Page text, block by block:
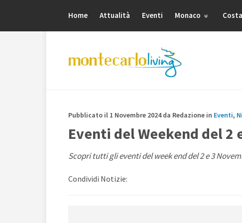
Home Attualità Eventi Monaco
Pubblicato il 1 Novembre 2024 da Redazione in Eventi,
Eventi del Weekend del 2
Scopri tutti gli eventi del week end del 2 e 3
Condividi Notizie: